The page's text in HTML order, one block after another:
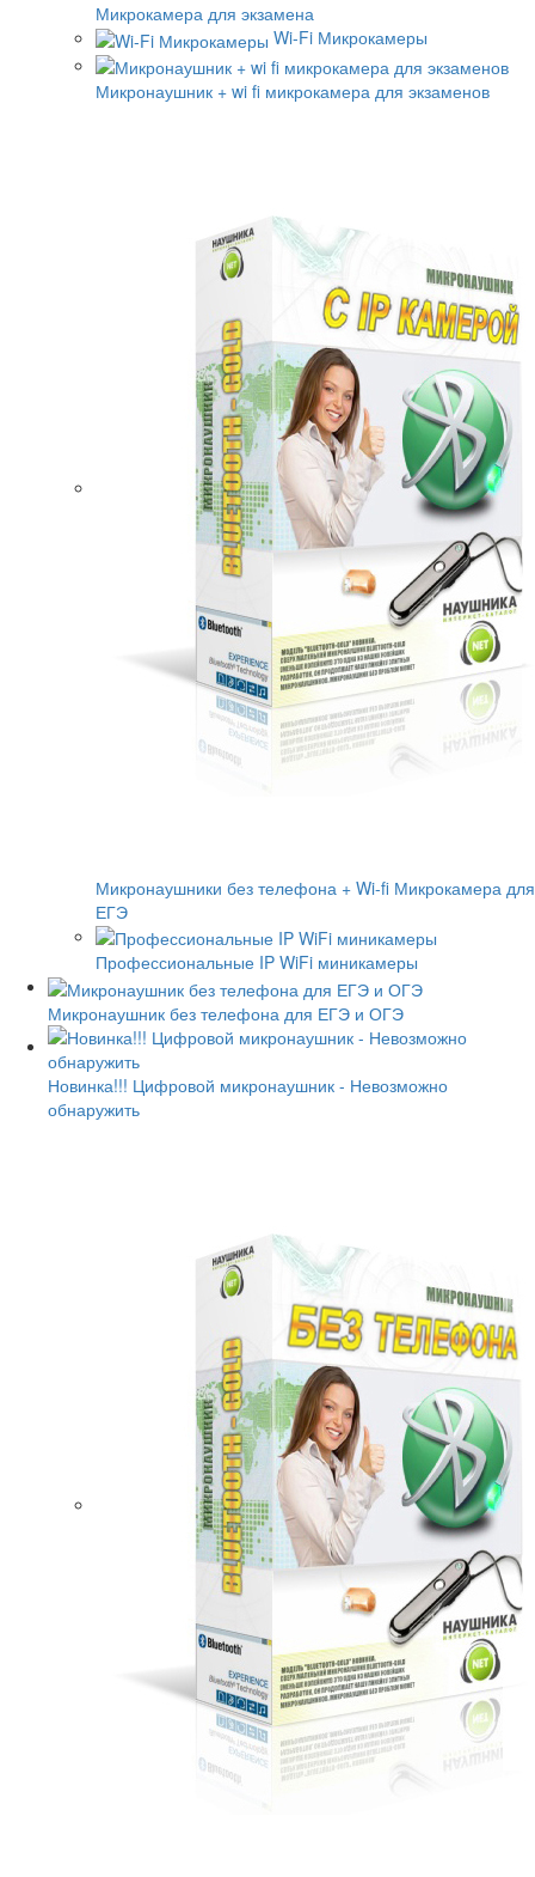
Микрокамера для экзамена
Wi-Fi Микрокамеры
Микронаушник + wi fi микрокамера для экзаменов
Микронаушники без телефона + Wi-fi Микрокамера для
ЕГЭ
Профессиональные IP WiFi миникамеры
Микронаушник без телефона для ЕГЭ и ОГЭ
Новинка!!! Цифровой микронаушник - Невозможно
обнаружить